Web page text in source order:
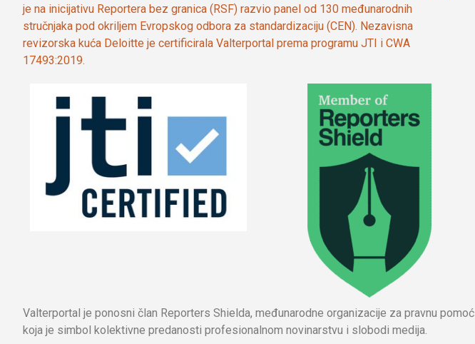
je na inicijativu Reportera bez granica (RSF) razvio panel od 130 međunarodnih
stručnjaka pod okriljem Evropskog odbora za standardizaciju (CEN). Nezavisna
revizorska kuća Deloitte je certificirala Valterportal prema programu JTI i CWA
17493:2019.
Valterportal je ponosni član Reporters Shielda, međunarodne organizacije za pravnu pomoć
koja je simbol kolektivne predanosti profesionalnom novinarstvu i slobodi medija.